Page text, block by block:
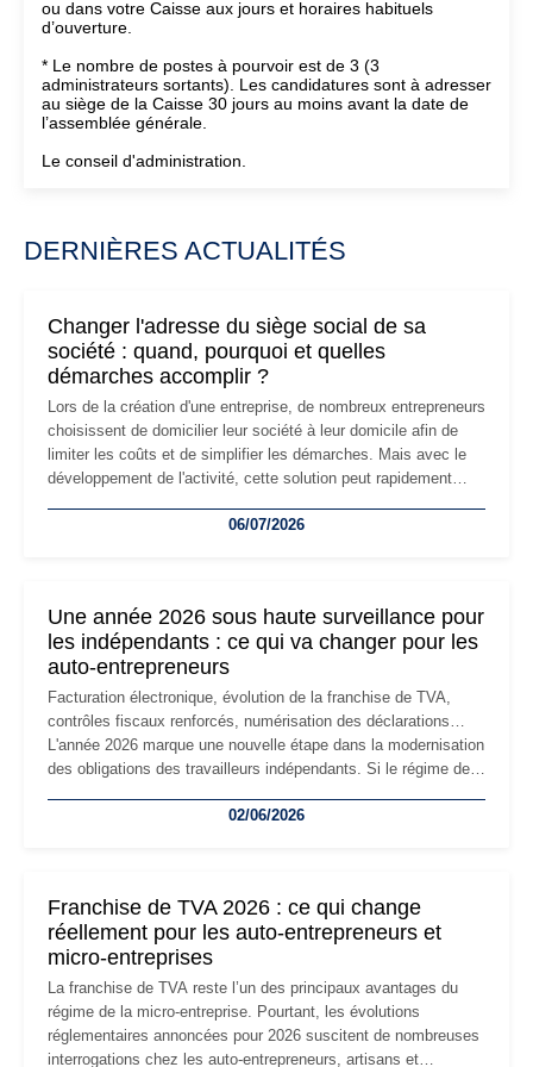
ou dans votre Caisse aux jours et horaires habituels
d’ouverture.
* Le nombre de postes à pourvoir est de 3 (3
administrateurs sortants). Les candidatures sont à adresser
au siège de la Caisse 30 jours au moins avant la date de
l’assemblée générale.
Le conseil d'administration.
DERNIÈRES ACTUALITÉS
Changer l'adresse du siège social de sa
société : quand, pourquoi et quelles
démarches accomplir ?
Lors de la création d'une entreprise, de nombreux entrepreneurs
choisissent de domicilier leur société à leur domicile afin de
limiter les coûts et de simplifier les démarches. Mais avec le
développement de l'activité, cette solution peut rapidement
professionnels, recrutement, image de marque… Le
06/07/2026
Une année 2026 sous haute surveillance pour
les indépendants : ce qui va changer pour les
auto-entrepreneurs
Facturation électronique, évolution de la franchise de TVA,
contrôles fiscaux renforcés, numérisation des déclarations…
L'année 2026 marque une nouvelle étape dans la modernisation
des obligations des travailleurs indépendants. Si le régime de
les auto-entrepreneurs devront s'adapter à un environnement
02/06/2026
Franchise de TVA 2026 : ce qui change
réellement pour les auto-entrepreneurs et
micro-entreprises
La franchise de TVA reste l’un des principaux avantages du
régime de la micro-entreprise. Pourtant, les évolutions
réglementaires annoncées pour 2026 suscitent de nombreuses
interrogations chez les auto-entrepreneurs, artisans et